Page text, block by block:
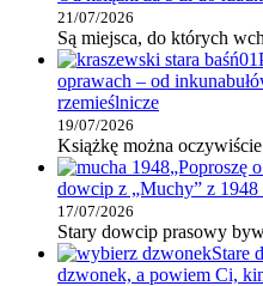
21/07/2026
Są miejsca, do których
oprawach – od
rzemieślnicze
19/07/2026
Książkę można
„Poproszę
dowcip z „Muchy” z 1948
17/07/2026
Stary dowcip prasowy
Stare
dzwonek, a powiem Ci,